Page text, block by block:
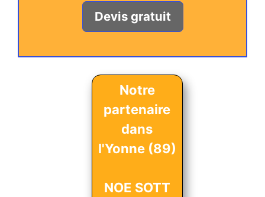
Devis gratuit
Notre
partenaire
dans
l'Yonne (89)
NOE SOTT